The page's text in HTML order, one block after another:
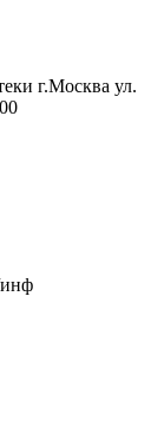
г.Москва ул.
инф